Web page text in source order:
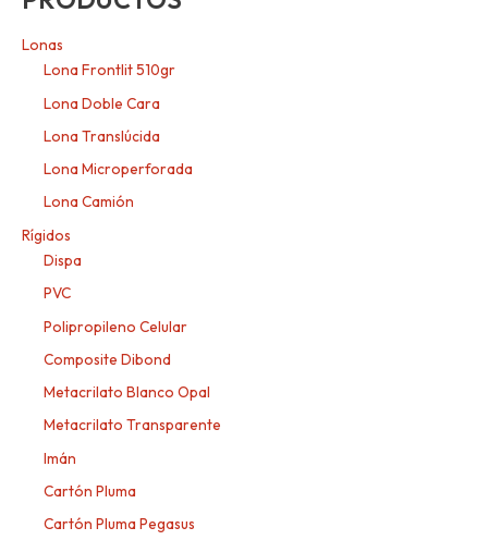
Lonas
Lona Frontlit 510gr
Lona Doble Cara
Lona Translúcida
Lona Microperforada
Lona Camión
Rígidos
Dispa
PVC
Polipropileno Celular
Composite Dibond
Metacrilato Blanco Opal
Metacrilato Transparente
Imán
Cartón Pluma
Cartón Pluma Pegasus